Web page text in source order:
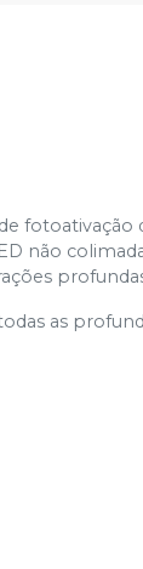
fotoativação
não
as